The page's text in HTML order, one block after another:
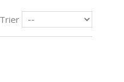
Trier